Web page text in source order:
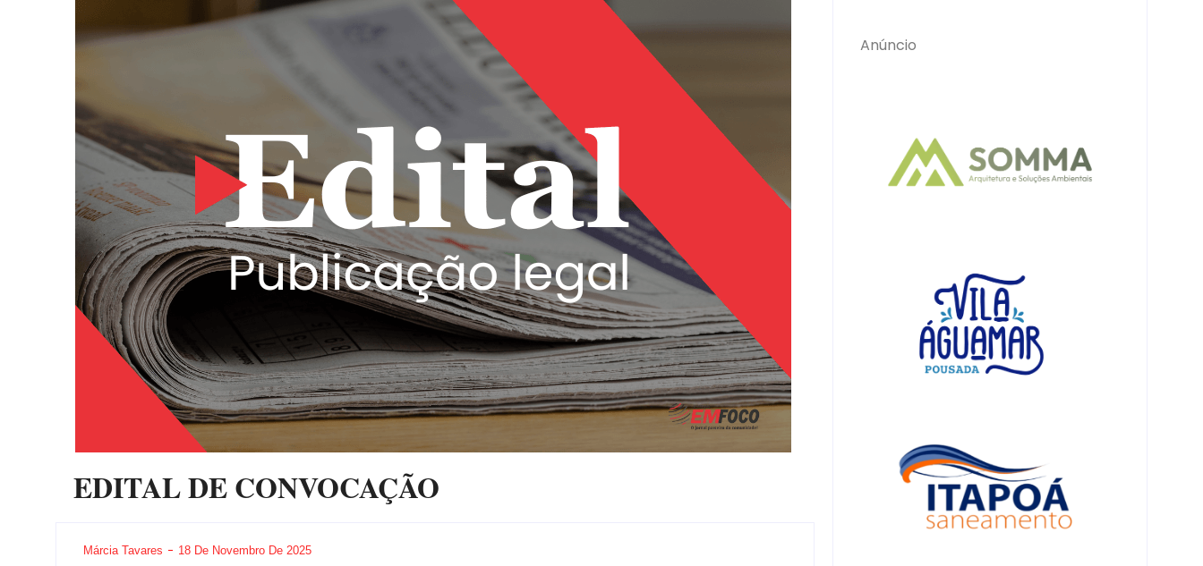
EDITAL DE CONVOCAÇÃO
Márcia Tavares 18 De Novembro De 2025
Anúncio